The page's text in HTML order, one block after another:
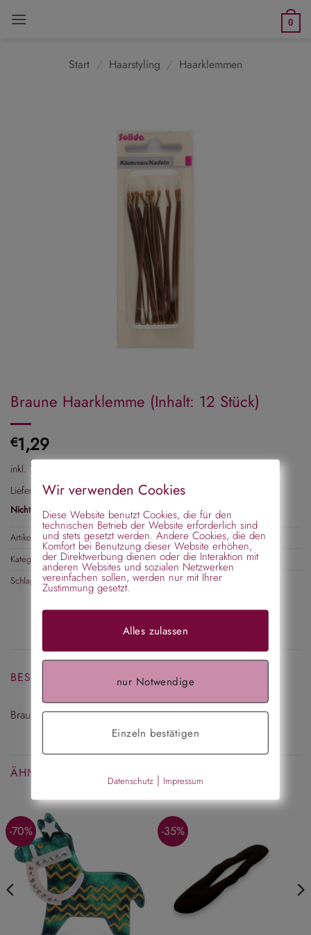
Inhalt
0
Start / Haarstyling / Haarklemmen
Braune Haarklemme (Inhalt: 12 Stück)
€1,29
inkl. 19 % MwSt.
Lieferzeit:2-3 Tage
Nicht vorrätig
Artikelnummer:178646
Kategorien:Haarnadeln, Haarspiralen, Haarcurlies, Haarklemmen
Schlagwort:Brautschmuck
BESCHREIBUNG
Braune glatte Haarklemme (Inhalt: 12 Stück)
ÄHNLICHE PRODUKTE
-70% -35%
Wir verwenden Cookies
Diese Website benutzt Cookies, die für den
technischen Betrieb der Website erforderlich sind
und stets gesetzt werden. Andere Cookies, die den
Komfort bei Benutzung dieser Website erhöhen,
der Direktwerbung dienen oder die Interaktion mit
anderen Websites und sozialen Netzwerken
vereinfachen sollen, werden nur mit Ihrer
Zustimmung gesetzt.
Alles zulassen
nur Notwendige
Einzeln bestätigen
Datenschutz| Impressum